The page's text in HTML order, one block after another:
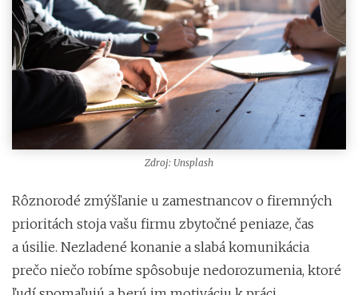
Zdroj: Unsplash
Rôznorodé zmýšľanie u zamestnancov o firemných
prioritách stoja vašu firmu zbytočné peniaze, čas
a úsilie. Nezladené konanie a slabá komunikácia
prečo niečo robíme spôsobuje nedorozumenia, ktoré